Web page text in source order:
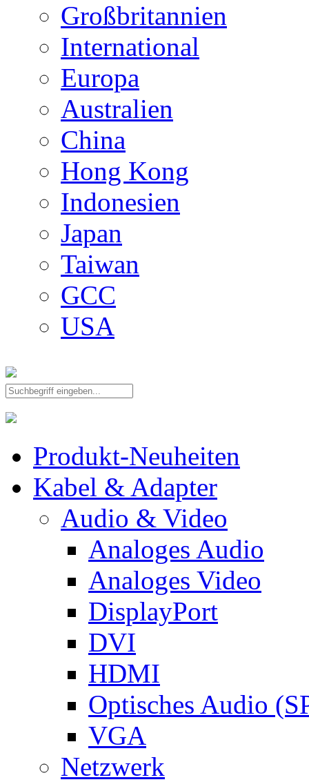
Großbritannien
International
Europa
Australien
China
Hong Kong
Indonesien
Japan
Taiwan
GCC
USA
Produkt-Neuheiten
Kabel & Adapter
Audio & Video
Analoges Audio
Analoges Video
DisplayPort
DVI
HDMI
Optisches Audio
VGA
Netzwerk